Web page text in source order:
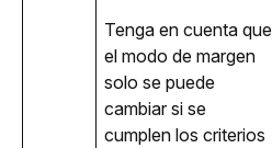
Tenga en cuenta que
el modo de margen
solo se puede
cambiar si se
cumplen los criterios